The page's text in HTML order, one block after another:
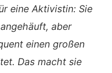
eine Aktivistin: Sie
aber
einen großen
Das macht sie